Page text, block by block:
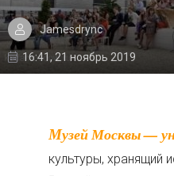
Jamesdrync
16:41, 21 ноябрь 2019
Музей Москвы — уникальный объект
культуры, хранящий